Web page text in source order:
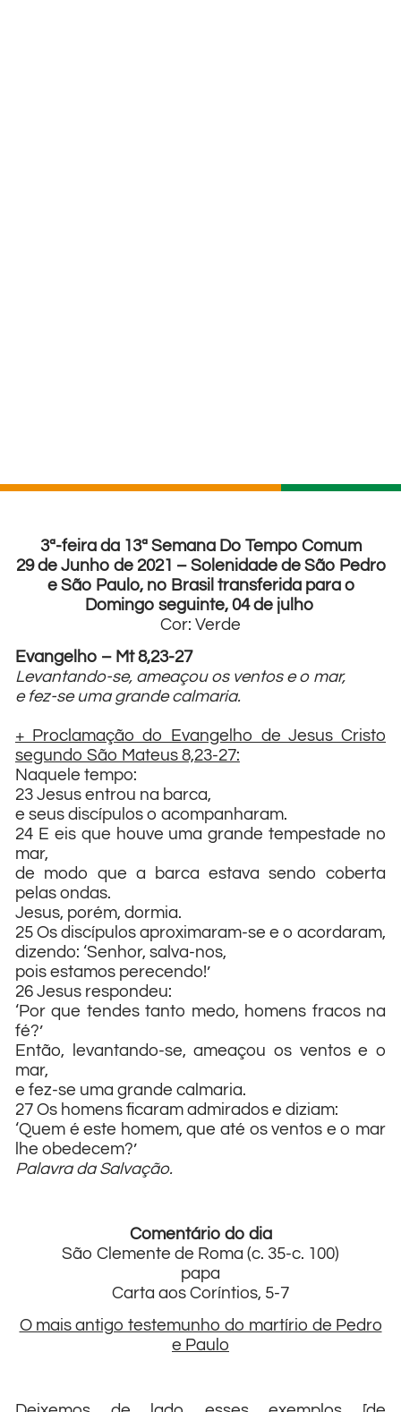
3ª-feira da 13ª Semana Do Tempo Comum
29 de Junho de 2021 – Solenidade de São Pedro
e São Paulo, no Brasil transferida para o
Domingo seguinte, 04 de julho
Cor: Verde
Evangelho – Mt 8,23-27
Levantando-se, ameaçou os ventos e o mar,
e fez-se uma grande calmaria.
+ Proclamação do Evangelho de Jesus Cristo
segundo São Mateus 8,23-27:
Naquele tempo:
23 Jesus entrou na barca,
e seus discípulos o acompanharam.
24 E eis que houve uma grande tempestade no
mar,
de modo que a barca estava sendo coberta
pelas ondas.
Jesus, porém, dormia.
25 Os discípulos aproximaram-se e o acordaram,
dizendo: ‘Senhor, salva-nos,
pois estamos perecendo!’
26 Jesus respondeu:
‘Por que tendes tanto medo, homens fracos na
fé?’
Então, levantando-se, ameaçou os ventos e o
mar,
e fez-se uma grande calmaria.
27 Os homens ficaram admirados e diziam:
‘Quem é este homem, que até os ventos e o mar
lhe obedecem?’
Palavra da Salvação.
Comentário do dia
São Clemente de Roma (c. 35-c. 100)
papa
Carta aos Coríntios, 5-7
O mais antigo testemunho do martírio de Pedro
e Paulo